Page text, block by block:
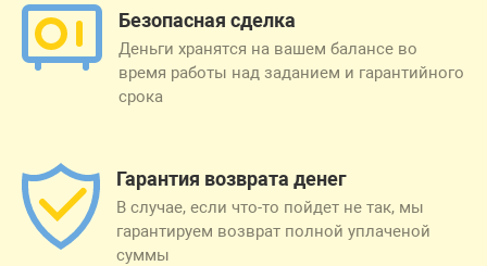
Безопасная сделка
Деньги хранятся на вашем балансе во
время работы над заданием и гарантийного
срока
Гарантия возврата денег
В случае, если что-то пойдет не так, мы
гарантируем возврат полной уплаченой
суммы